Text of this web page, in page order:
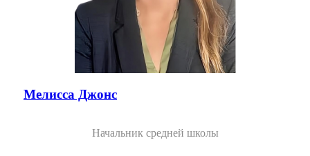
Мелисса Джонс
Начальник средней школы